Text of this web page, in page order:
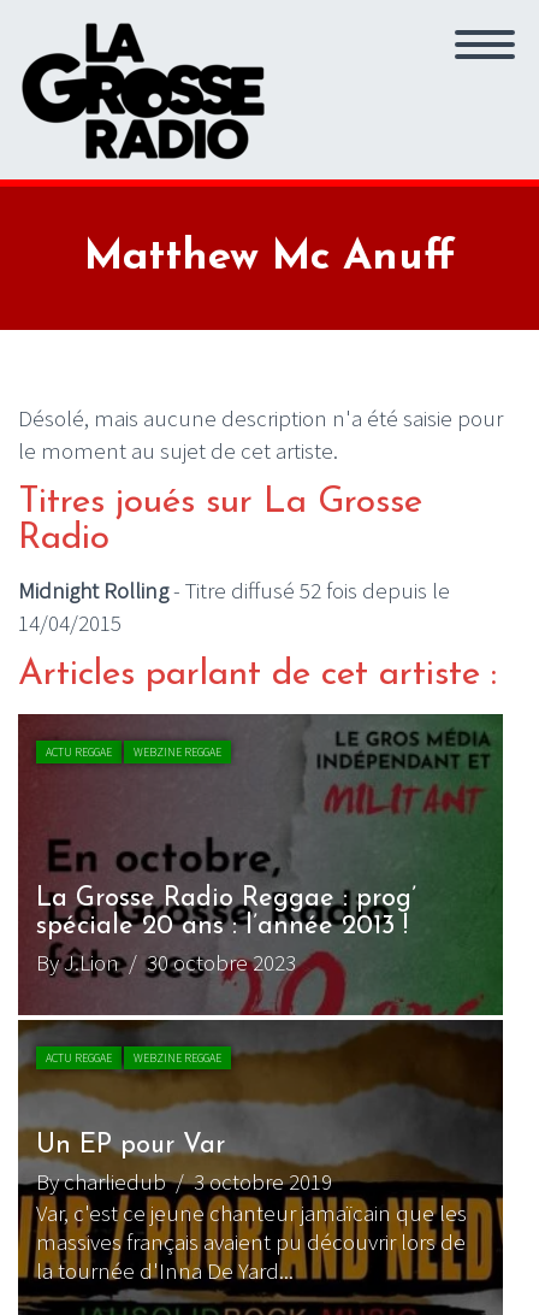
Matthew Mc Anuff
Désolé, mais aucune description n'a été saisie pour
le moment au sujet de cet artiste.
Titres joués sur La Grosse
Radio
Midnight Rolling- Titre diffusé 52 fois depuis le
14/04/2015
Articles parlant de cet artiste :
ACTU REGGAE WEBZINE REGGAE
La Grosse Radio Reggae : prog’
spéciale 20 ans : l’année 2013 !
By J.Lion/ 30 octobre 2023
ACTU REGGAE WEBZINE REGGAE
Un EP pour Var
By charliedub/ 3 octobre 2019
Var, c'est ce jeune chanteur jamaïcain que les
massives français avaient pu découvrir lors de
la tournée d'Inna De Yard...